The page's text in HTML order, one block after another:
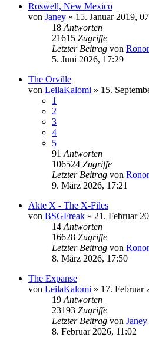
Roswell, New Mexico
von Janey » 15. Januar 2019,
18 Antworten
21615 Zugriffe
Letzter Beitrag von
5. Juni 2026, 17:29
The Orville
von LeilaKalomi » 15.
1
2
3
4
5
91 Antworten
106524 Zugriffe
Letzter Beitrag von
9. März 2026, 17:21
Akte X - The X-Files
von BSGFreak » 21. Februar
14 Antworten
16628 Zugriffe
Letzter Beitrag von
8. März 2026, 17:50
The Expanse
von LeilaKalomi » 17. Februar
19 Antworten
23193 Zugriffe
Letzter Beitrag von Janey
8. Februar 2026, 11:02